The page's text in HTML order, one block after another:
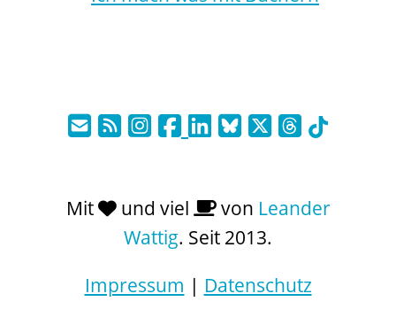
Mit und viel von Leander
Wattig. Seit 2013.
Impressum | Datenschutz